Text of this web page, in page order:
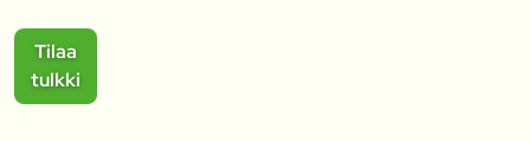
Tilaa
tulkki